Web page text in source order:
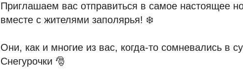
Приглашаем вас отправиться в самое настоящее
вместе с жителями заполярья! ❄️
Они, как и многие из вас, когда-то сомневались в
Снегурочки 🎅